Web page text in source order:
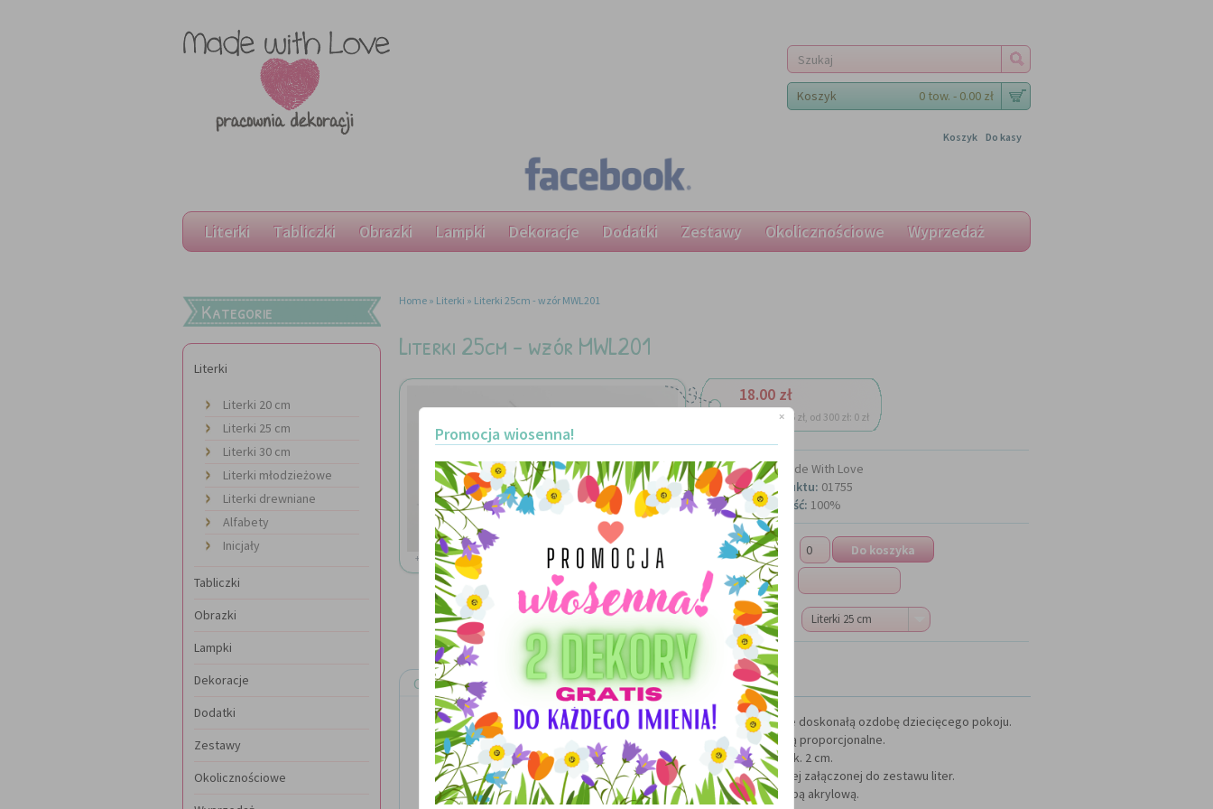
Koszyk 0 tow. - 0.00 zł
Koszyk Do kasy
Literki Tabliczki Obrazki Lampki Dekoracje Dodatki Zestawy Okolicznościowe Wyprzedaż
Kategorie
Literki
Literki 20 cm
Literki 25 cm
Literki 30 cm
Literki młodzieżowe
Literki drewniane
Alfabety
Inicjały
Tabliczki
Obrazki
Lampki
Dekoracje
Dodatki
Zestawy
Okolicznościowe
Home » Literki » Literki 25cm - wzór MWL201
Literki 25cm - wzór MWL201
+ ZOOM
18.00 zł
dostawa: 15 zł, od 300 zł: 0 zł
Marka:Made With Love
Kod produktu: 01755
Dostępność: 100%
Ilość:
Imię:
Rozmiar: Literki 25 cm
Opis produktu
Ręcznie wykonywane literki 3d tworzące dowolny napis i stanowiące doskonałą ozdobę dziecięcego pokoju.
Wielkość pierwszej litery to 25 cm, kolejne są proporcjonalne.
Wykonane ze styroduru grubości ok. 2 cm.
Mocowanie liter odbywa się za pomoca taśmy dwustronnej załączonej do zestawu liter.
Litery malowane są wysokiej jakości farbą akrylową.
×
Promocja wiosenna!